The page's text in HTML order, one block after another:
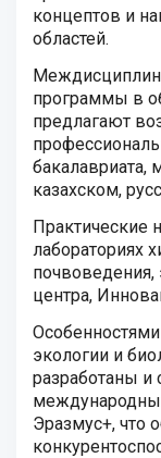
концептов и
областей.
программы в
предлагают
бакалавриата,
казахском,
Практические
лабораториях
почвоведения,
центра,
экологии и
разработаны и
Эразмус+, что